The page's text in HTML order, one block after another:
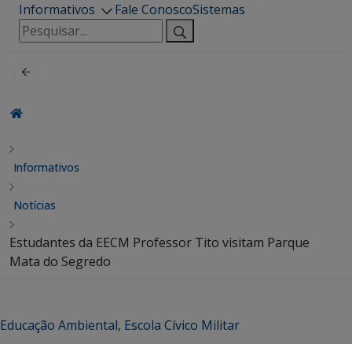
Informativos
Fale ConoscoSistemas
Pesquisar
por:
Informativos
Notícias
Estudantes da EECM Professor Tito visitam Parque
Mata do Segredo
Educação Ambiental, Escola Cívico Militar